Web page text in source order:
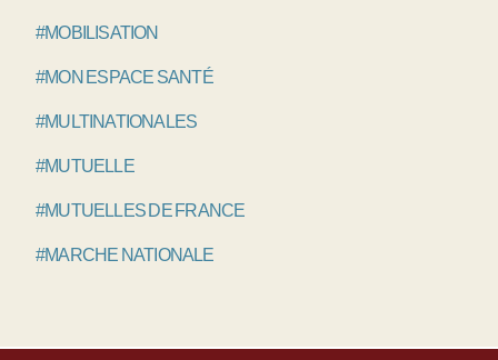
#MOBILISATION
#MON ESPACE SANTÉ
#MULTINATIONALES
#MUTUELLE
#MUTUELLES DE FRANCE
#MARCHE NATIONALE